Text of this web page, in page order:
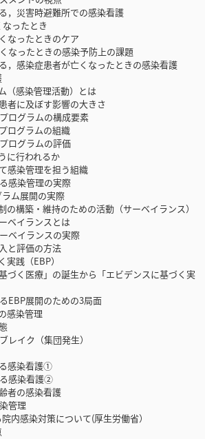
災害時避難所での感染看護
ったとき
ったときのケア
ったときの感染予防上の課題
感染症患者が亡くなったときの感染看護
感染管理活動）とは
に及ぼす影響の大きさ
グラムの構成要素
グラムの組織
ログラムの評価
行われるか
染管理を担う組織
染管理の実際
ム展開の実際
構築・維持のための活動（サーベイランス）
イランスとは
イランスの実際
と評価の方法
践（EBP）
く医療」の誕生から「エビデンスに基づく実
展開のための3局面
感染管理
イク（集団発生）
感染看護①
感染看護②
者の感染看護
管理
内感染対策について(厚生労働省）